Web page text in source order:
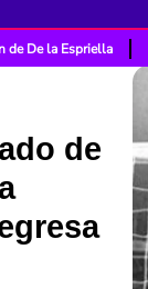
de De la Espriella
de